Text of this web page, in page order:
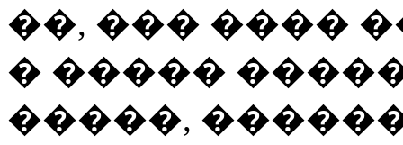
��, ��� ����
� �����
�����,